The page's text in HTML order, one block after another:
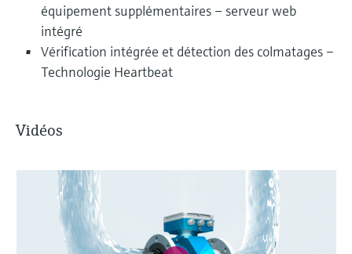
équipement supplémentaires – serveur web
intégré
Vérification intégrée et détection des colmatages –
Technologie Heartbeat
Vidéos